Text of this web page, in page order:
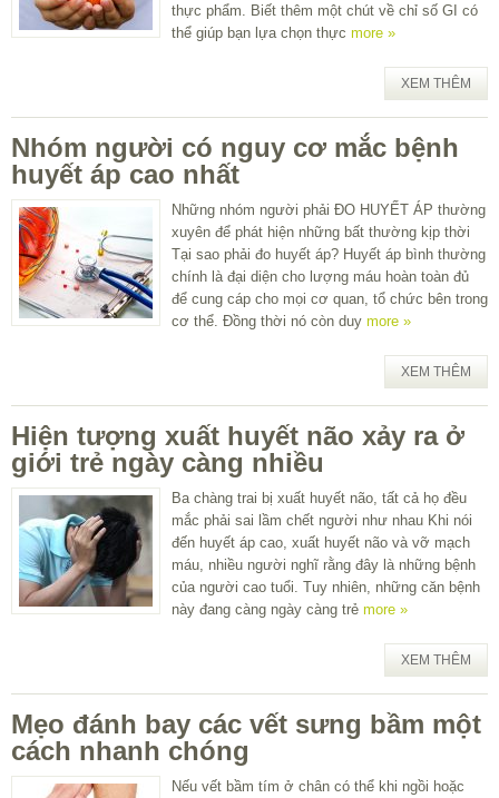
thực phẩm. Biết thêm một chút về chỉ số GI có
thể giúp bạn lựa chọn thực more »
XEM THÊM
Nhóm người có nguy cơ mắc bệnh
huyết áp cao nhất
Những nhóm người phải ĐO HUYẾT ÁP thường
xuyên để phát hiện những bất thường kịp thời
Tại sao phải đo huyết áp? Huyết áp bình thường
chính là đại diện cho lượng máu hoàn toàn đủ
để cung cáp cho mọi cơ quan, tổ chức bên trong
cơ thể. Đồng thời nó còn duy more »
XEM THÊM
Hiện tượng xuất huyết não xảy ra ở
giới trẻ ngày càng nhiều
Ba chàng trai bị xuất huyết não, tất cả họ đều
mắc phải sai lầm chết người như nhau Khi nói
đến huyết áp cao, xuất huyết não và vỡ mạch
máu, nhiều người nghĩ rằng đây là những bệnh
của người cao tuổi. Tuy nhiên, những căn bệnh
này đang càng ngày càng trẻ more »
XEM THÊM
Mẹo đánh bay các vết sưng bầm một
cách nhanh chóng
Nếu vết bầm tím ở chân có thể khi ngồi hoặc